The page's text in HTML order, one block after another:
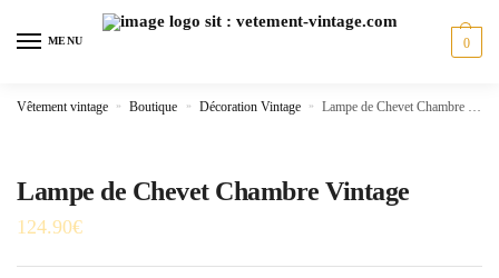
MENU 0
Vêtement vintage » Boutique » Décoration Vintage » Lampe de Chevet Chambre Vintage
Lampe de Chevet Chambre Vintage
124.90€